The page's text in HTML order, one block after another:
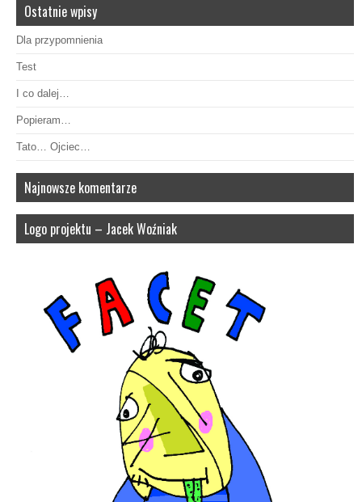
Ostatnie wpisy
Dla przypomnienia
Test
I co dalej…
Popieram…
Tato… Ojciec…
Najnowsze komentarze
Logo projektu – Jacek Woźniak